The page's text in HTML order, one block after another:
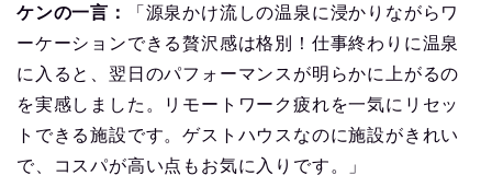
ケンの一言：
「源泉かけ流しの温泉に浸かりながらワ
ーケーションできる贅沢感は格別！仕事終わりに温泉
に入ると、翌日のパフォーマンスが明らかに上がるの
を実感しました。リモートワーク疲れを一気にリセッ
トできる施設です。ゲストハウスなのに施設がきれい
で、コスパが高い点もお気に入りです。」